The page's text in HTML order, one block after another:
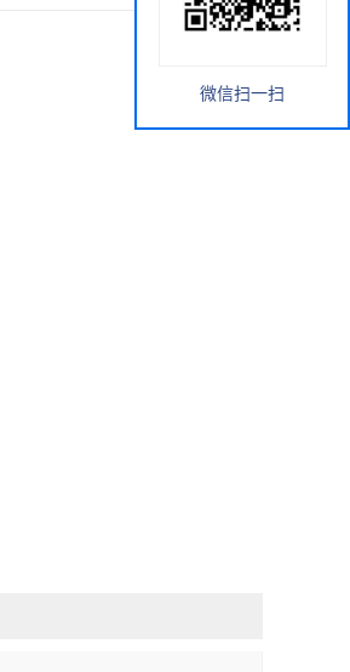
微信扫一扫